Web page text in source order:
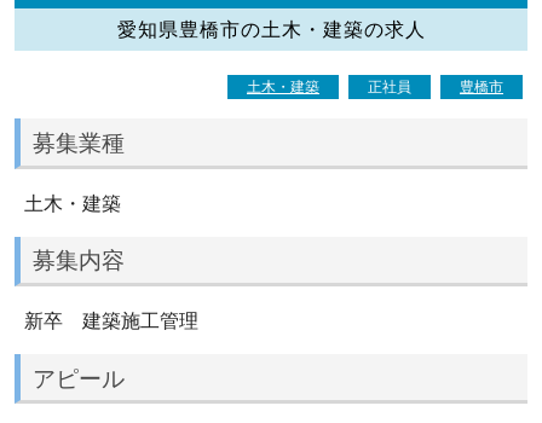
愛知県豊橋市の土木・建築の求人
土木・建築 正社員 豊橋市
募集業種
土木・建築
募集内容
新卒 建築施工管理
アピール